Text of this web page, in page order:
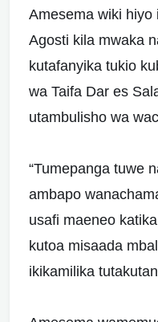
Amesema wiki hiyo
Agosti kila mwaka
kutafanyika tukio
wa Taifa Dar es
utambulisho wa
“Tumepanga tuwe
ambapo
usafi maeneo
kutoa misaada
ikikamilika